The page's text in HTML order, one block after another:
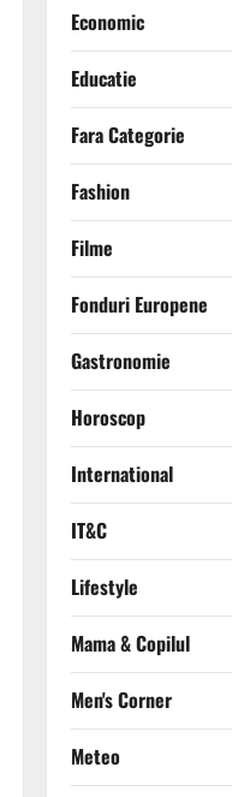
Economic
Educatie
Fara Categorie
Fashion
Filme
Fonduri Europene
Gastronomie
Horoscop
International
IT&C
Lifestyle
Mama & Copilul
Men's Corner
Meteo